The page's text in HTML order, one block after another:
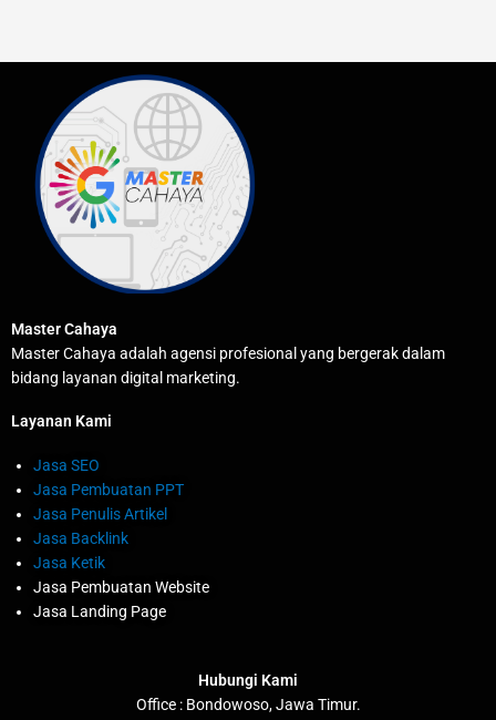
Master Cahaya
Master Cahaya adalah agensi profesional yang bergerak dalam
bidang layanan digital marketing.
Layanan Kami
Jasa SEO
Jasa Pembuatan PPT
Jasa Penulis Artikel
Jasa Backlink
Jasa Ketik
Jasa Pembuatan Website
Jasa Landing Page
Hubungi Kami
Office : Bondowoso, Jawa Timur.